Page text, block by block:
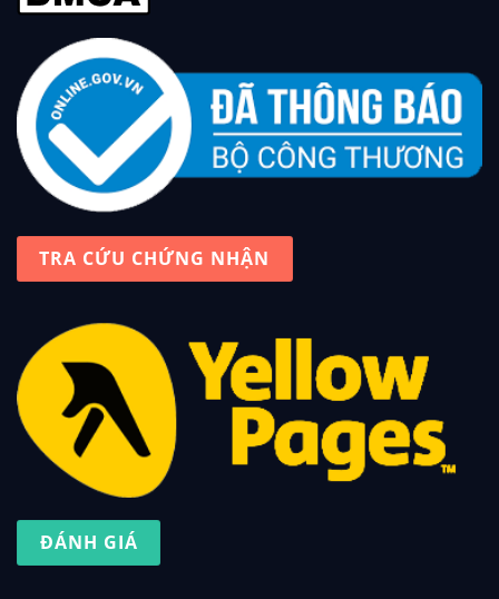
TRA CỨU CHỨNG NHẬN
ĐÁNH GIÁ